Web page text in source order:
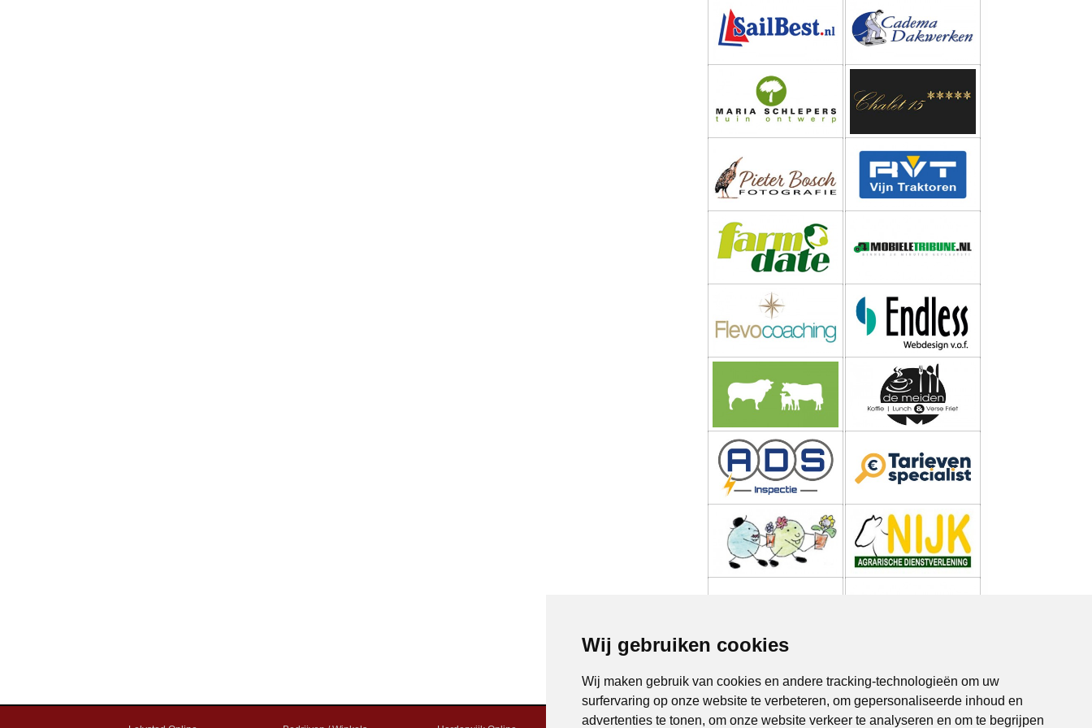
Wij gebruiken cookies
Wij maken gebruik van cookies en andere tracking-technologieën om uw
surfervaring op onze website te verbeteren, om gepersonaliseerde inhoud en
advertenties te tonen, om onze website verkeer te analyseren en om te begrijpen